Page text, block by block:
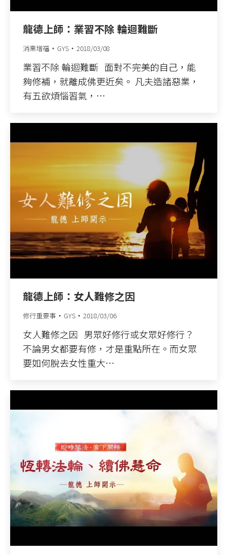
龍德上師：業習不除 輪迴難斷
消業增福 GYS 2018/03/08
業習不除 輪迴難斷 面對不完美的自己，能
夠修補，就離成佛更近矣。 凡夫造諸惡業，
有五欲煩惱習氣，…
龍德上師：女人難修之因
修行重要事 GYS 2018/03/06
女人難修之因 男眾好修行或女眾好修行？
不論男女都要有修，才是重點所在。而女眾
要如何脫去女性重大…